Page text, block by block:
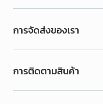
การจัดส่งของเรา
การติดตามสินค้า